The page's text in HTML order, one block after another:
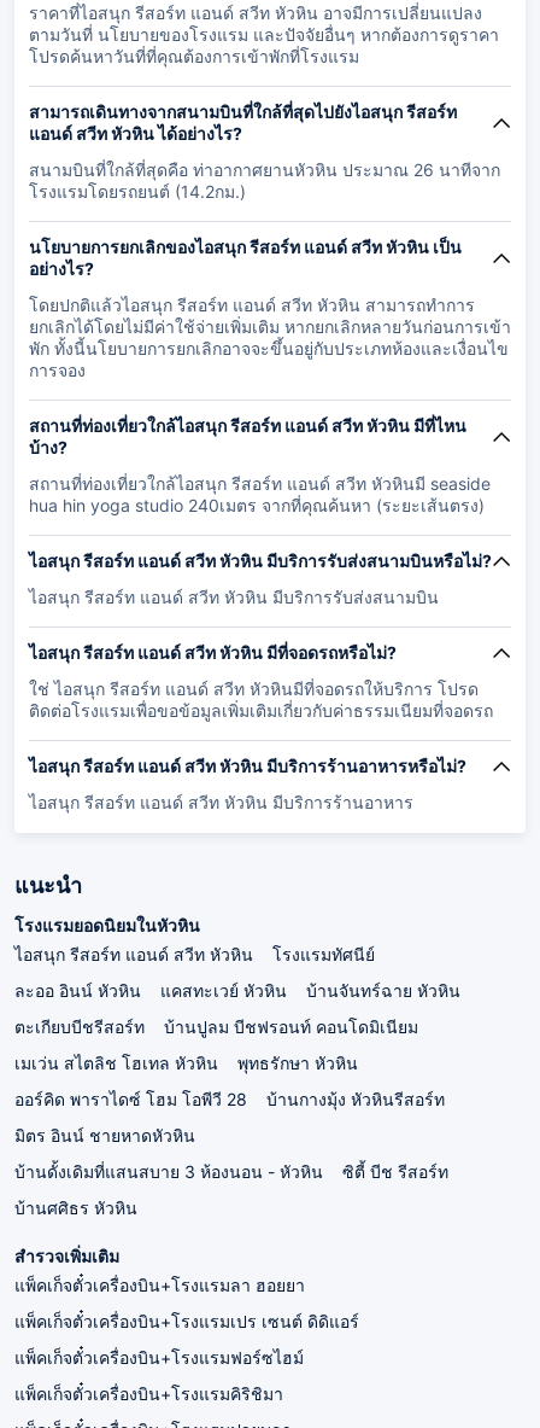
ราคาที่ไอสนุก รีสอร์ท แอนด์ สวีท หัวหิน อาจมีการเปลี่ยนแปลง
ตามวันที่ นโยบายของโรงแรม และปัจจัยอื่นๆ หากต้องการดูราคา
โปรดค้นหาวันที่ที่คุณต้องการเข้าพักที่โรงแรม
สามารถเดินทางจากสนามบินที่ใกล้ที่สุดไปยังไอสนุก รีสอร์ท
แอนด์ สวีท หัวหิน ได้อย่างไร?
สนามบินที่ใกล้ที่สุดคือ ท่าอากาศยานหัวหิน ประมาณ 26 นาทีจาก
โรงแรมโดยรถยนต์ (14.2กม.)
นโยบายการยกเลิกของไอสนุก รีสอร์ท แอนด์ สวีท หัวหิน เป็น
อย่างไร?
โดยปกติแล้วไอสนุก รีสอร์ท แอนด์ สวีท หัวหิน สามารถทำการ
ยกเลิกได้โดยไม่มีค่าใช้จ่ายเพิ่มเติม หากยกเลิกหลายวันก่อนการเข้า
พัก ทั้งนี้นโยบายการยกเลิกอาจจะขึ้นอยู่กับประเภทห้องและเงื่อนไข
การจอง
สถานที่ท่องเที่ยวใกล้ไอสนุก รีสอร์ท แอนด์ สวีท หัวหิน มีที่ไหน
บ้าง?
สถานที่ท่องเที่ยวใกล้ไอสนุก รีสอร์ท แอนด์ สวีท หัวหินมี seaside
hua hin yoga studio 240เมตร จากที่คุณค้นหา (ระยะเส้นตรง)
ไอสนุก รีสอร์ท แอนด์ สวีท หัวหิน มีบริการรับส่งสนามบินหรือไม่?
ไอสนุก รีสอร์ท แอนด์ สวีท หัวหิน มีบริการรับส่งสนามบิน
ไอสนุก รีสอร์ท แอนด์ สวีท หัวหิน มีที่จอดรถหรือไม่?
ใช่ ไอสนุก รีสอร์ท แอนด์ สวีท หัวหินมีที่จอดรถให้บริการ โปรด
ติดต่อโรงแรมเพื่อขอข้อมูลเพิ่มเติมเกี่ยวกับค่าธรรมเนียมที่จอดรถ
ไอสนุก รีสอร์ท แอนด์ สวีท หัวหิน มีบริการร้านอาหารหรือไม่?
ไอสนุก รีสอร์ท แอนด์ สวีท หัวหิน มีบริการร้านอาหาร
แนะนำ
โรงแรมยอดนิยมในหัวหิน
ไอสนุก รีสอร์ท แอนด์ สวีท หัวหิน
โรงแรมทัศนีย์
ละออ อินน์ หัวหิน
แคสทะเวย์ หัวหิน
บ้านจันทร์ฉาย หัวหิน
ตะเกียบบีชรีสอร์ท
บ้านปูลม บีชฟรอนท์ คอนโดมิเนียม
เมเว่น สไตลิช โฮเทล หัวหิน
พุทธรักษา หัวหิน
ออร์คิด พาราไดซ์ โฮม โอพีวี 28
บ้านกางมุ้ง หัวหินรีสอร์ท
มิตร อินน์ ชายหาดหัวหิน
บ้านดั้งเดิมที่แสนสบาย 3 ห้องนอน - หัวหิน
ซิตี้ บีช รีสอร์ท
บ้านศศิธร หัวหิน
สำรวจเพิ่มเติม
แพ็คเก็จตั๋วเครื่องบิน+โรงแรมลา ฮอยยา
แพ็คเก็จตั๋วเครื่องบิน+โรงแรมเปร เซนต์ ดิดิแอร์
แพ็คเก็จตั๋วเครื่องบิน+โรงแรมฟอร์ซไฮม์
แพ็คเก็จตั๋วเครื่องบิน+โรงแรมคิริชิมา